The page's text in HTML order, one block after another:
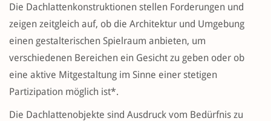
Die Dachlattenkonstruktionen stellen Forderungen und
zeigen zeitgleich auf, ob die Architektur und Umgebung
einen gestalterischen Spielraum anbieten, um
verschiedenen Bereichen ein Gesicht zu geben oder ob
eine aktive Mitgestaltung im Sinne einer stetigen
Partizipation möglich ist*.
Die Dachlattenobjekte sind Ausdruck vom Bedürfnis zu